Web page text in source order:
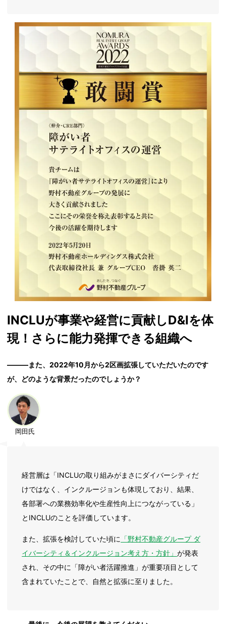
INCLUが事業や経営に貢献しD&Iを体
現！さらに能力発揮できる組織へ
―――また、2022年10月から2区画拡張していただいたのです
が、どのような背景だったのでしょうか？
岡田氏
経営層は「INCLUの取り組みがまさにダイバーシティだ
けではなく、インクルージョンも体現しており、結果、
各部署への業務効率化や生産性向上につながっている」
とINCLUのことを評価しています。
また、拡張を検討していた頃に 「野村不動産グループ ダ
イバーシティ＆インクルージョン考え方・方針」が発表
され、その中に「障がい者活躍推進」が重要項目として
含まれていたことで、自然と拡張に至りました。